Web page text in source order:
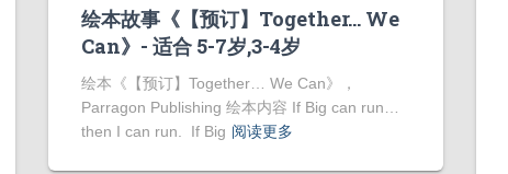
绘本故事《【预订】Together… We
Can》- 适合 5-7岁,3-4岁
绘本《【预订】Together… We Can》，
Parragon Publishing 绘本内容 If Big can run…
then I can run. If Big 阅读更多